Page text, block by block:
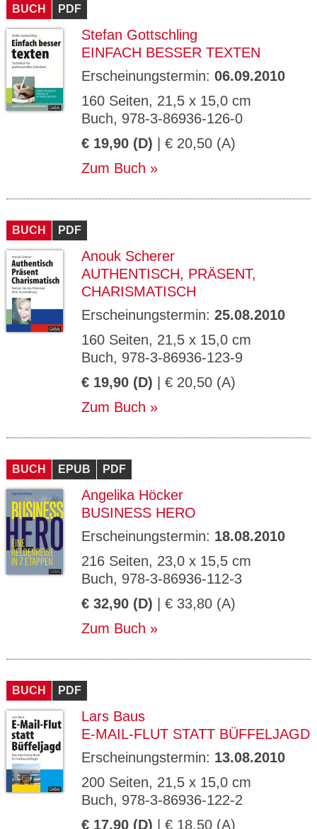
BUCH PDF
Stefan Gottschling
EINFACH BESSER TEXTEN
Erscheinungstermin: 06.09.2010
160 Seiten, 21,5 x 15,0 cm
Buch, 978-3-86936-126-0
€ 19,90 (D) | € 20,50 (A)
Zum Buch
BUCH PDF
Anouk Scherer
AUTHENTISCH, PRÄSENT,
CHARISMATISCH
Erscheinungstermin: 25.08.2010
160 Seiten, 21,5 x 15,0 cm
Buch, 978-3-86936-123-9
€ 19,90 (D) | € 20,50 (A)
Zum Buch
BUCH EPUB PDF
Angelika Höcker
BUSINESS HERO
Erscheinungstermin: 18.08.2010
216 Seiten, 23,0 x 15,5 cm
Buch, 978-3-86936-112-3
€ 32,90 (D) | € 33,80 (A)
Zum Buch
BUCH PDF
Lars Baus
E-MAIL-FLUT STATT BÜFFELJAGD
Erscheinungstermin: 13.08.2010
200 Seiten, 21,5 x 15,0 cm
Buch, 978-3-86936-122-2
€ 17,90 (D) | € 18,50 (A)